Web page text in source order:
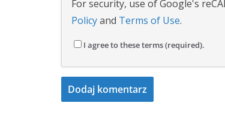
For security, use of Google's
Policyand Terms of Use.
I agree to these terms (required).